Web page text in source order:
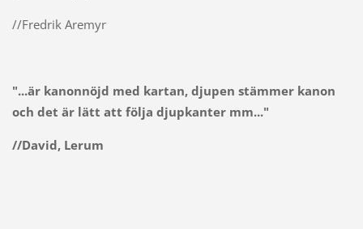
//Fredrik Aremyr
"...är kanonnöjd med kartan, djupen stämmer kanon
och det är lätt att följa djupkanter mm..."
//David, Lerum